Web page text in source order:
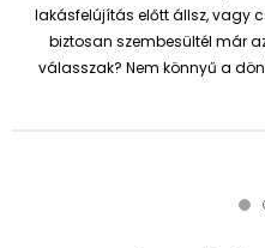
lakásfelújítás előtt állsz, vagy
biztosan szembesültél már
válasszak? Nem könnyű a